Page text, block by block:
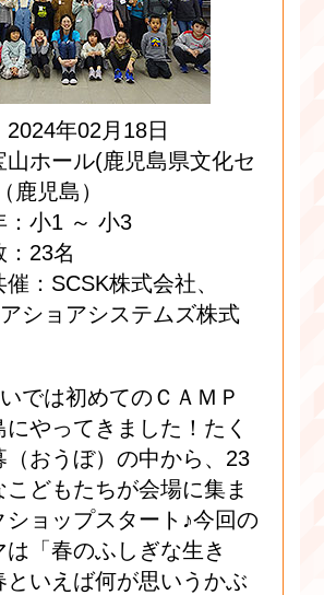
2024年02月18日
山ホール(鹿児島県文化セ
鹿児島）
：小1 ～ 小3
：23名
：SCSK株式会社、
ショアシステムズ株式
では初めてのＣＡＭＰ
やってきました！たく
（おうぼ）の中から、23
こどもたちが会場に集ま
ショップスタート♪今回の
は「春のふしぎな生き
といえば何が思いうかぶ